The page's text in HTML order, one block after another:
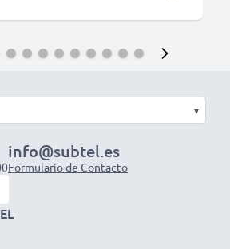
▾
info@subtel.es
Formulario de Contacto